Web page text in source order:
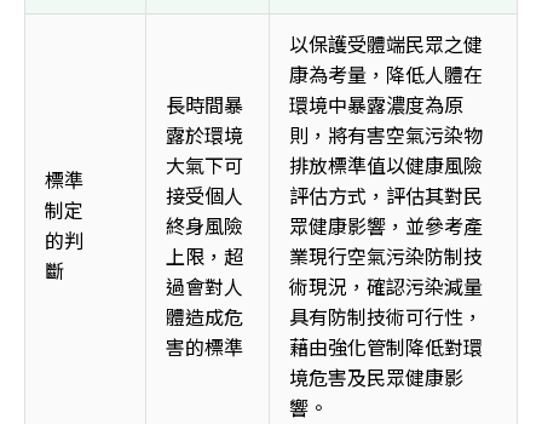
標準
制定
的判
斷
長時間暴
露於環境
大氣下可
接受個人
終身風險
上限，超
過會對人
體造成危
害的標準
以保護受體端民眾之健
康為考量，降低人體在
環境中暴露濃度為原
則，將有害空氣污染物
排放標準值以健康風險
評估方式，評估其對民
眾健康影響，並參考產
業現行空氣污染防制技
術現況，確認污染減量
具有防制技術可行性，
藉由強化管制降低對環
境危害及民眾健康影
響。